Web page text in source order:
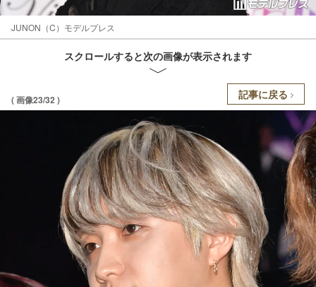
JUNON（C）モデルプレス
スクロールすると次の画像が表示されます
( 画像23/32 ) 記事に戻る